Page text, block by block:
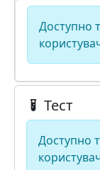
Доступно
Тест
Доступно